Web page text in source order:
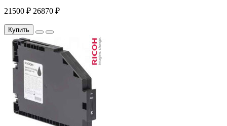
21500 ₽ 26870 ₽
Купить